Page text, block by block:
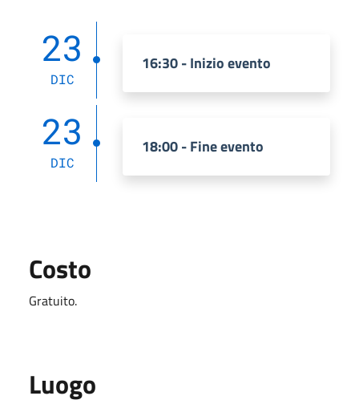
23
DIC
16:30 - Inizio evento
23
DIC
18:00 - Fine evento
Costo
Gratuito.
Luogo